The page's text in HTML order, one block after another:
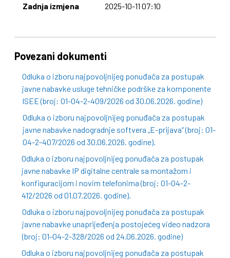
Zadnja izmjena 2025-10-11 07:10
Povezani dokumenti
Odluka o izboru najpovoljnijeg ponuđača za postupak
javne nabavke usluge tehničke podrške za komponente
ISEE (broj: 01-04-2-409/2026 od 30.06.2026. godine)
Odluka o izboru najpovoljnijeg ponuđača za postupak
javne nabavke nadogradnje softvera „E-prijava“ (broj: 01-
04-2-407/2026 od 30.06.2026. godine).
Odluka o izboru najpovoljnijeg ponuđača za postupak
javne nabavke IP digitalne centrale sa montažom i
konfiguracijom i novim telefonima (broj: 01-04-2-
412/2026 od 01.07.2026. godine).
Odluka o izboru najpovoljnijeg ponuđača za postupak
javne nabavke unaprijeđenja postojećeg video nadzora
(broj: 01-04-2-328/2026 od 24.06.2026. godine)
Odluka o izboru najpovoljnijeg ponuđača za postupak